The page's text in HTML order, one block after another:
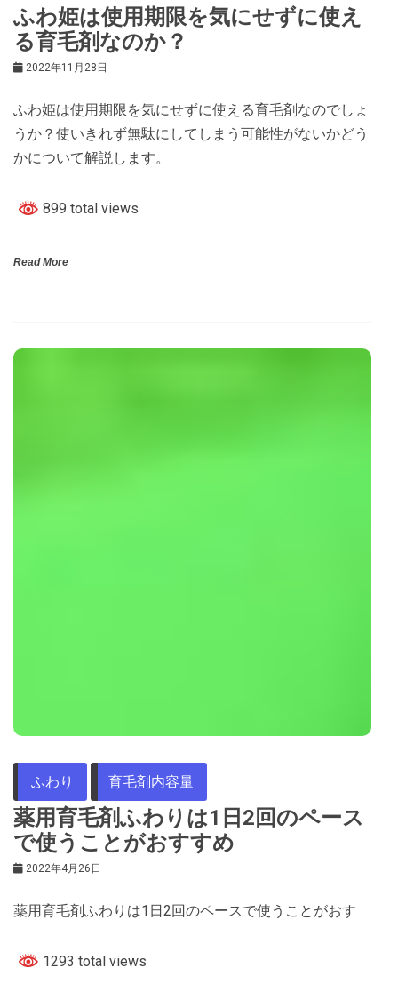
ふわ姫は使用期限を気にせずに使え
る育毛剤なのか？
2022年11月28日
ふわ姫は使用期限を気にせずに使える育毛剤なのでしょ
うか？使いきれず無駄にしてしまう可能性がないかどう
かについて解説します。
899 total views
Read More
ふわり 育毛剤内容量
薬用育毛剤ふわりは1日2回のペース
で使うことがおすすめ
2022年4月26日
薬用育毛剤ふわりは1日2回のペースで使うことがおす
1293 total views